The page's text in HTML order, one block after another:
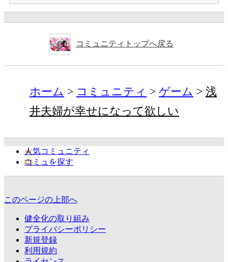
コミュニティトップへ戻る
ホーム コミュニティ ゲーム
浅
井夫婦が幸せになって欲しい
人気コミュニティ
コミュを探す
このページの上部へ
健全化の取り組み
プライバシーポリシー
新規登録
利用規約